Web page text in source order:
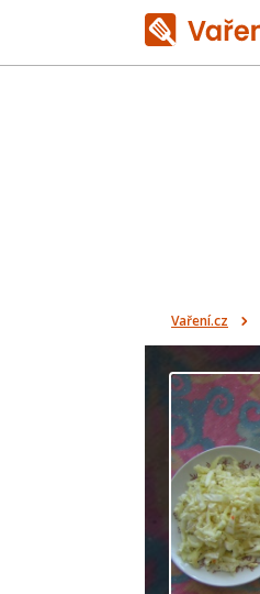
Vaření.cz